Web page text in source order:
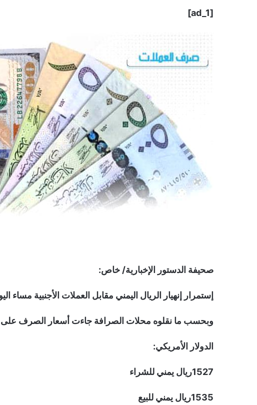
[ad_1]
صحيفة الدستور الإخبارية/ خاص:
إستمرار إنهيار الريال اليمني مقابل العملات الأجنبية
وبحسب ما نقلوه محلات الصرافة جاءت أسعار الصرف على
الدولار الأمريكي:
1527ريال يمني للشراء
1535ريال يمني للبيع